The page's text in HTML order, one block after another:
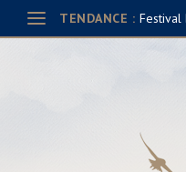
TENDANCE : Festival